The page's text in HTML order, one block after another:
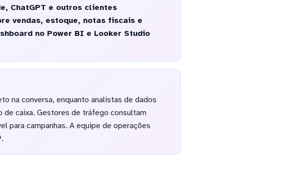
ChatGPT e outros clientes
vendas, estoque, notas fiscais e
no Power BI e Looker Studio
na conversa, enquanto analistas de dados
de caixa. Gestores de tráfego consultam
para campanhas. A equipe de operações